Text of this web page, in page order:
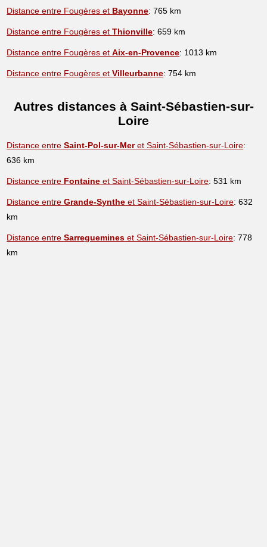
Distance entre Fougères et Bayonne: 765 km
Distance entre Fougères etThionville: 659 km
Distance entre Fougères etAix-en-Provence: 1013 km
Distance entre Fougères etVilleurbanne: 754 km
Autres distances à Saint-Sébastien-sur-
Loire
Distance entreSaint-Pol-sur-Meret Saint-Sébastien-sur-Loire:
636 km
Distance entre Fontaine et Saint-Sébastien-sur-Loire: 531 km
Distance entreGrande-Synthe et Saint-Sébastien-sur-Loire: 632
km
Distance entreSarreguemines et Saint-Sébastien-sur-Loire: 778
km